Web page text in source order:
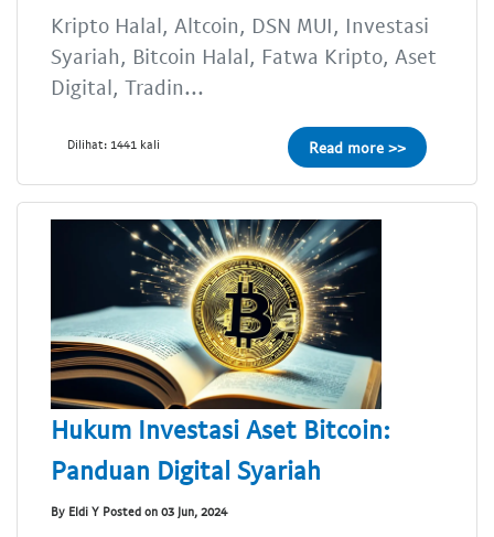
Kripto Halal, Altcoin, DSN MUI, Investasi
Syariah, Bitcoin Halal, Fatwa Kripto, Aset
Digital, Tradin...
Dilihat: 1441 kali Read more >>
Hukum Investasi Aset Bitcoin:
Panduan Digital Syariah
By Eldi Y Posted on 03 Jun, 2024